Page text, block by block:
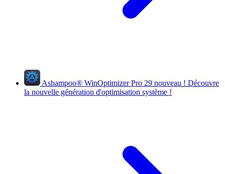
Ashampoo® WinOptimizer Pro 29 nouveau ! Découvre
la nouvelle génération d'optimisation système !